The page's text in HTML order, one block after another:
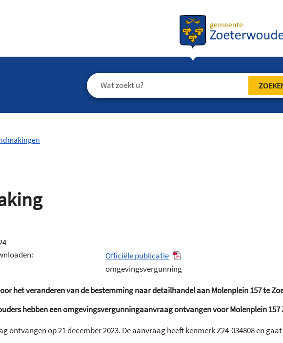
Officiële publicatie
omgevingsvergunning
het veranderen van de bestemming naar detailhandel aan Molenplein 157 te
hebben een omgevingsvergunningaanvraag ontvangen voor Molenplein
ontvangen op 21 december 2023. De aanvraag heeft kenmerk Z24-034808 en